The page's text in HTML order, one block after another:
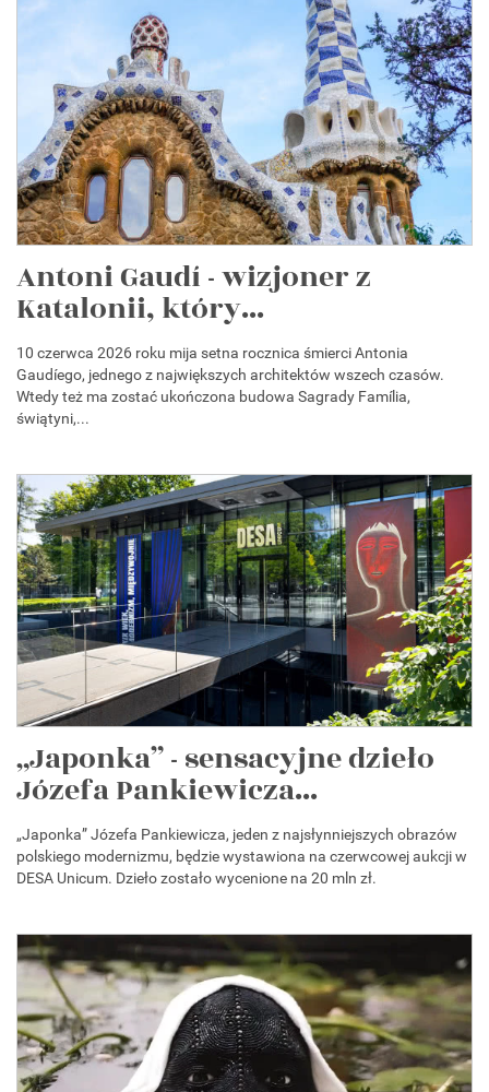
Antoni Gaudí - wizjoner z
Katalonii, który...
10 czerwca 2026 roku mija setna rocznica śmierci Antonia
Gaudíego, jednego z największych architektów wszech czasów.
Wtedy też ma zostać ukończona budowa Sagrady Família,
świątyni,...
„Japonka” - sensacyjne dzieło
Józefa Pankiewicza...
„Japonka” Józefa Pankiewicza, jeden z najsłynniejszych obrazów
polskiego modernizmu, będzie wystawiona na czerwcowej aukcji w
DESA Unicum. Dzieło zostało wycenione na 20 mln zł.